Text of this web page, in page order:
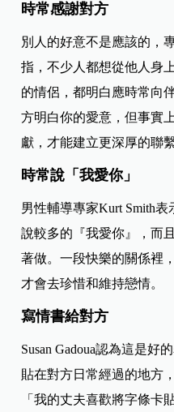
時常感謝對方
別人的好意不是應該的，
指，不少人都想從他人身
的情侶，都明白應時常向
方明白你的愛意，但事實
獻，才能建立更深厚的聯繫
時常說「我愛你」
男性輔導專家Kurt Smith
說較多的『我愛你』，而
著做。一段快樂的關係裡
才會去珍惜和維持戀情。
寫情書給對方
Susan Gadoua認為這是好
貼在對方日常經過的地方
「我的丈夫喜歡將字條卡